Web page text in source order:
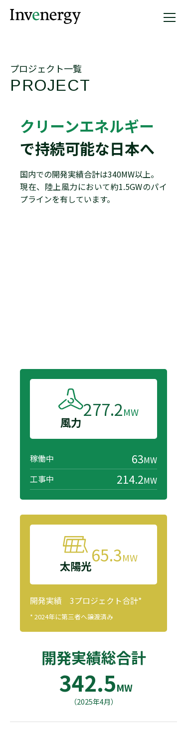
プロジェクト一覧
PROJECT
クリーンエネルギー
で持続可能な日本へ
国内での開発実績合計は340MW以上。
現在、陸上風力において約1.5GWのパイ
プラインを有しています。
風力
277.2MW
稼働中 63MW
工事中
214.2MW
太陽光65.3MW
開発実績 3プロジェクト合計*
* 2024年に第三者へ譲渡済み
開発実績総合計
342.5MW
（2025年4月）